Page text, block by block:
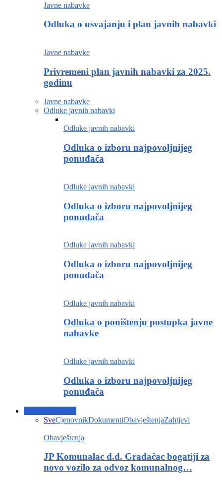
Javne nabavke
Odluka o usvajanju i plan javnih nabavki
Javne nabavke
Privremeni plan javnih nabavki za 2025.
godinu
Javne nabavke
Odluke javnih nabavki
Odluke javnih nabavki
Odluka o izboru najpovoljnijeg
ponuđača
Odluke javnih nabavki
Odluka o izboru najpovoljnijeg
ponuđača
Odluke javnih nabavki
Odluka o izboru najpovoljnijeg
ponuđača
Odluke javnih nabavki
Odluka o poništenju postupka javne
nabavke
Odluke javnih nabavki
Odluka o izboru najpovoljnijeg
ponuđača
SveCjenovnikDokumentiObavještenjaZahtjevi
Obavještenja
JP Komunalac d.d. Gradačac bogatiji za
novo vozilo za odvoz komunalnog…